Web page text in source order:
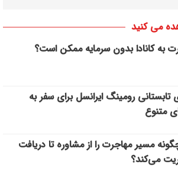
می کنید
به کانادا بدون سرمایه ممکن است؟
رومینگ ایرانسل برای سفر به
متنوع
مسیر مهاجرت را از مشاوره تا دریافت
می‌کند؟